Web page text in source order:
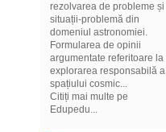
rezolvarea de probleme și
situații-problemă din
domeniul astronomiei.
Formularea de opinii
argumentate referitoare la
explorarea responsabilă a
spațiului cosmic...
Citiți mai multe pe
Edupedu...